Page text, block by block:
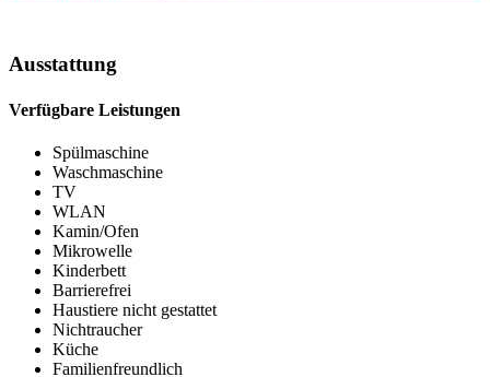
Ausstattung
Verfügbare Leistungen
Spülmaschine
Waschmaschine
TV
WLAN
Kamin/Ofen
Mikrowelle
Kinderbett
Barrierefrei
Haustiere nicht gestattet
Nichtraucher
Küche
Familienfreundlich